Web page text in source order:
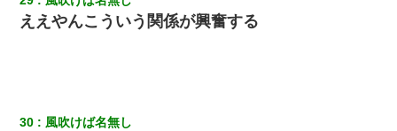
ええやんこういう関係が興奮する
30 風吹けば名無し